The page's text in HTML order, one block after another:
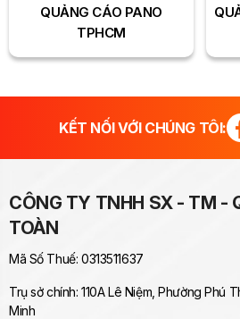
QUẢNG CÁO PANO
TPHCM
KẾT NỐI VỚI CHÚNG TÔI:
CÔNG TY TNHH SX - TM -
TOÀN
Mã Số Thuế: 0313511637
Trụ sở chính: 110A Lê Niệm, Phường Phú
Minh